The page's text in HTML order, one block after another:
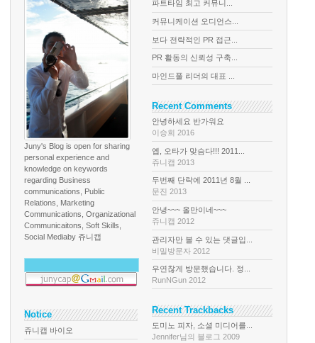
Juny's Blog is open for sharing
personal experience and
knowledge on keywords
regarding Business
communications, Public
Relations, Marketing
Communications, Organizational
Communicaitons, Soft Skills,
Social Mediaby 쥬니캡
Notice
쥬니캡 바이오
파트타임 최고 커뮤니...
커뮤니케이션 오디언스...
보다 전략적인 PR 접근...
PR 활동의 신뢰성 구축...
마인드풀 리더의 대표 ...
Recent Comments
안녕하세요 반가워요
이승희 2016
옙, 오타가 맞슴다!!! 2011...
쥬니캡 2013
두번째 단락에 2011년 8월 ...
문진 2013
안녕~~~ 올만이네~~~
쥬니캡 2012
관리자만 볼 수 있는 댓글입...
비밀방문자 2012
우연찮게 방문했습니다. 정...
RunNGun 2012
Recent Trackbacks
도미노 피자, 소셜 미디어를...
Jennifer님의 블로그 2009